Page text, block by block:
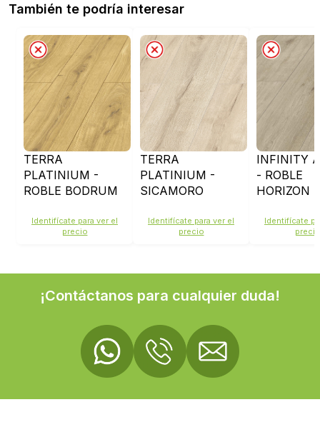
También te podría interesar
TERRA
PLATINIUM -
ROBLE BODRUM
Identifícate para ver el
precio
TERRA
PLATINIUM -
SICAMORO
ELISEOS - D4924
Identifícate para ver el
precio
INFINITY
- ROBLE
HORIZON
Identifícate
precio
¡Contáctanos para cualquier duda!